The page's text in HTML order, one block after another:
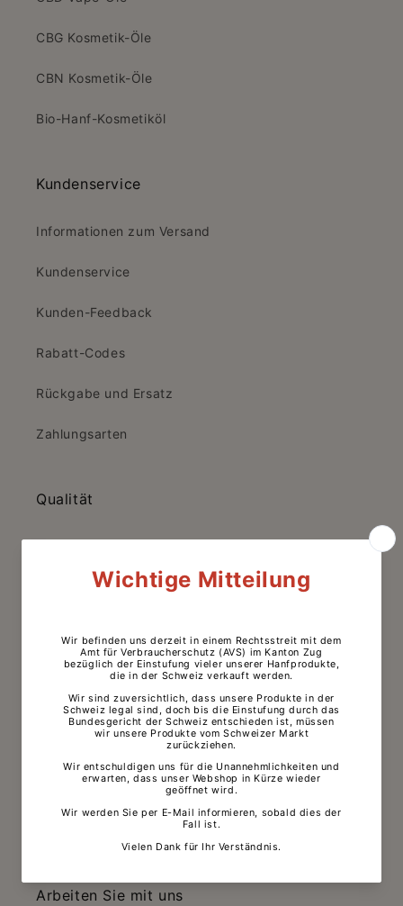
CBG Kosmetik-Öle
CBN Kosmetik-Öle
Bio-Hanf-Kosmetiköl
Kundenservice
Informationen zum Versand
Kundenservice
Kunden-Feedback
Rabatt-Codes
Rückgabe und Ersatz
Zahlungsarten
Qualität
CO2-Zertifizierung
Kontrollbericht
Qualitätskontrolle
Testergebnisse (COAs)
Vegane Zertifizierung
Wissenschaftliche Forschung
Arbeiten Sie mit uns